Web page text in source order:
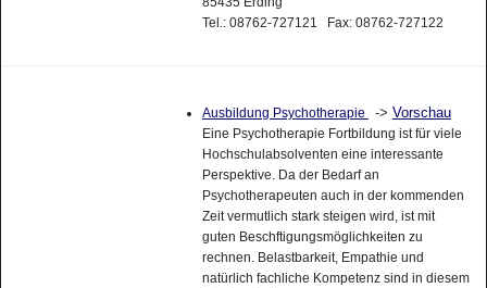
85435 Erding
Tel.: 08762-727121 Fax: 08762-727122
Ausbildung Psychotherapie -> Vorschau
Eine Psychotherapie Fortbildung ist für viele
Hochschulabsolventen eine interessante
Perspektive. Da der Bedarf an
Psychotherapeuten auch in der kommenden
Zeit vermutlich stark steigen wird, ist mit
guten Beschftigungsmöglichkeiten zu
rechnen. Belastbarkeit, Empathie und